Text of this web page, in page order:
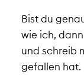
Bist du
wie ich,
und schreib
gefallen hat.